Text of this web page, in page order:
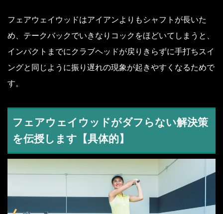
フェアウェイウッドはアイアンよりもシャフトが長いた
め、テークバックでいきなりコックをほどいてしまうと、
インパクトまでにクラブヘッドが戻りきらずに手打ちスイ
ングと同じように振り遅れの現象が起きやすくなるためで
す。
フェアウェイウッドがダフらない解決策
を伝授します【具体的】